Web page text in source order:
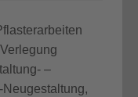
–